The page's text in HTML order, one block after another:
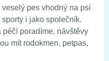
veselý pes vhodný na psí
sporty i jako společník.
péčí poradíme, návštěvy
mít rodokmen, petpas,